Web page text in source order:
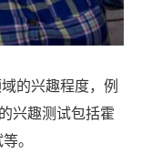
的兴趣程度，例
兴趣测试包括霍
。